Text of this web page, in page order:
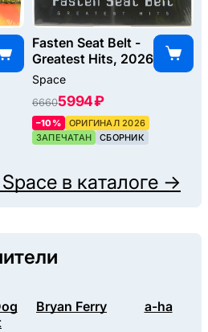
Fasten Seat Belt -
Greatest Hits, 2026
Space
66605994 ₽
–10%
ОРИГИНАЛ 2026
ЗАПЕЧАТАН
СБОРНИК
Space в каталоге →
Bryan Ferry a-ha